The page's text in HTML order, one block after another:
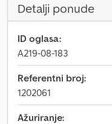
Detalji ponude
ID oglasa:
A219-08-183
Referentni broj:
1202061
Ažuriranje: